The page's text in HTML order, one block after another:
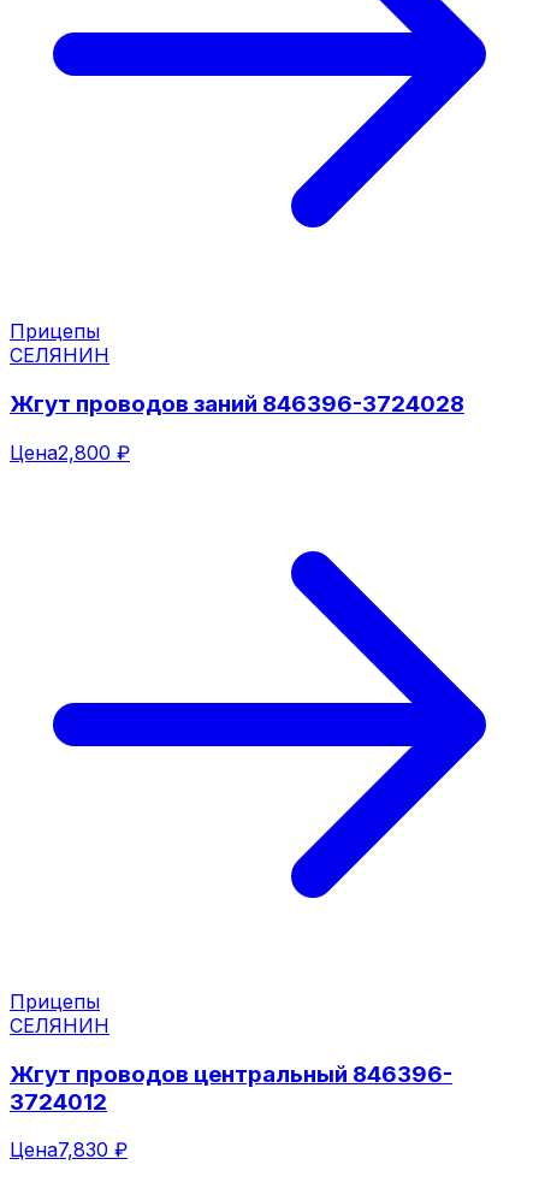
Прицепы
СЕЛЯНИН
Жгут проводов заний 846396-3724028
Цена2,800 ₽
Прицепы
СЕЛЯНИН
Жгут проводов центральный 846396-
3724012
Цена7,830 ₽